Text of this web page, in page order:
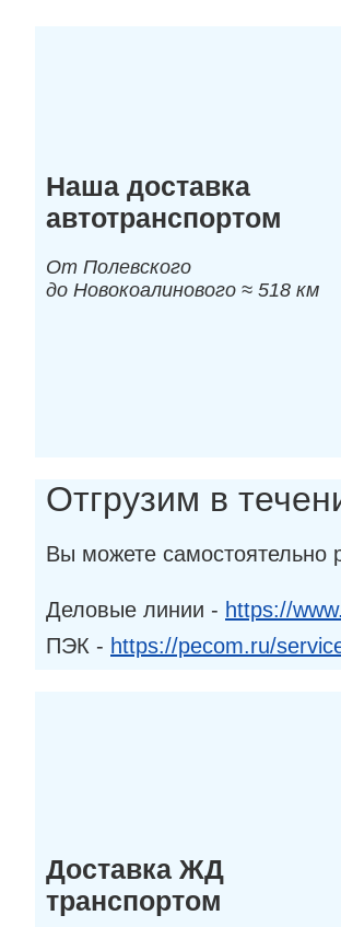
Наша доставка
автотранспортом
От Полевского
до Новокоалинового ≈ 518 км
Отгрузим в
Вы можете самостоятельно
Деловые линии - https://
ПЭК - https://pecom.ru/
Доставка ЖД
транспортом